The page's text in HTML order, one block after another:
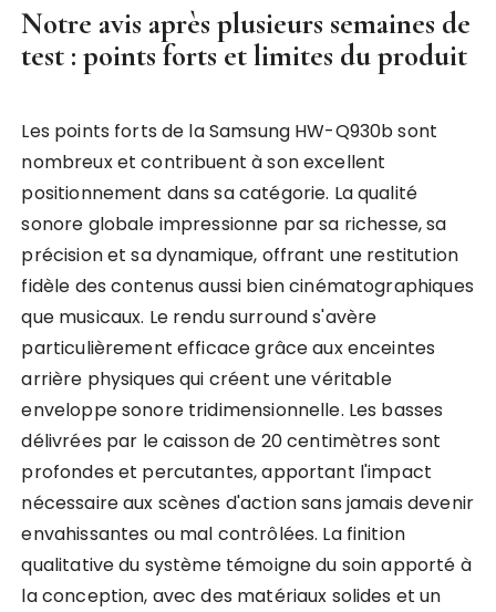
Notre avis après plusieurs semaines de
test : points forts et limites du produit
Les points forts de la Samsung HW-Q930b sont
nombreux et contribuent à son excellent
positionnement dans sa catégorie. La qualité
sonore globale impressionne par sa richesse, sa
précision et sa dynamique, offrant une restitution
fidèle des contenus aussi bien cinématographiques
que musicaux. Le rendu surround s'avère
particulièrement efficace grâce aux enceintes
arrière physiques qui créent une véritable
enveloppe sonore tridimensionnelle. Les basses
délivrées par le caisson de 20 centimètres sont
profondes et percutantes, apportant l'impact
nécessaire aux scènes d'action sans jamais devenir
envahissantes ou mal contrôlées. La finition
qualitative du système témoigne du soin apporté à
la conception, avec des matériaux solides et un